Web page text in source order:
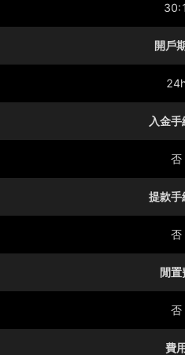
30:1
開戶
入金
否
提款手
否
閒置
否
費